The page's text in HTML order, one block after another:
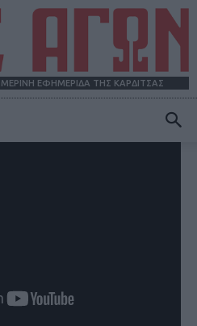
ΕΦΗΜΕΡΙΔΑ ΤΗΣ ΚΑΡΔΙΤΣΑΣ